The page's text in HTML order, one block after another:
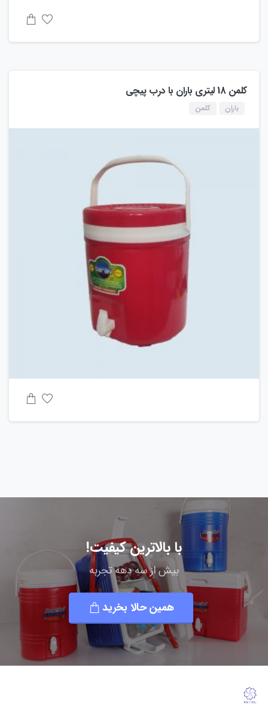
کلمن 18 لیتری باران با درب پیچی
باران کلمن
با بالاترین کیفیت!
بیش از سه دهه تجربه
همین حالا بخرید